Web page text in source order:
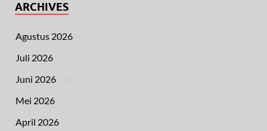
ARCHIVES
Agustus 2026
Juli 2026
Juni 2026
Mei 2026
April 2026